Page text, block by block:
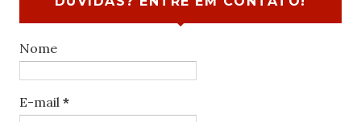
Nome
E-mail *